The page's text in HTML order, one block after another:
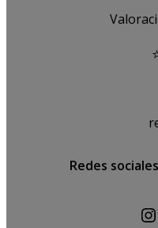
Redes
https://www.instagram.com/levanteturistica/